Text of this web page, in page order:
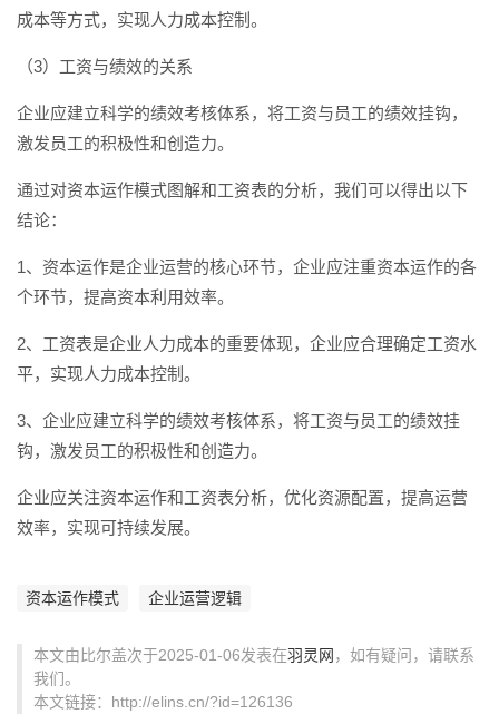
成本等方式，实现人力成本控制。
（3）工资与绩效的关系
企业应建立科学的绩效考核体系，将工资与员工的绩效挂钩，
激发员工的积极性和创造力。
通过对资本运作模式图解和工资表的分析，我们可以得出以下
结论：
1、资本运作是企业运营的核心环节，企业应注重资本运作的各
个环节，提高资本利用效率。
2、工资表是企业人力成本的重要体现，企业应合理确定工资水
平，实现人力成本控制。
3、企业应建立科学的绩效考核体系，将工资与员工的绩效挂
钩，激发员工的积极性和创造力。
企业应关注资本运作和工资表分析，优化资源配置，提高运营
效率，实现可持续发展。
资本运作模式 企业运营逻辑
本文由比尔盖次于2025-01-06发表在羽灵网 ，如有疑问，请联系
我们。
本文链接：http://elins.cn/?id=126136